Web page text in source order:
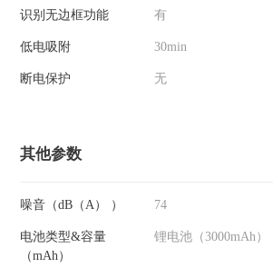
识别无边框功能 有
低电吸附 30min
断电保护 无
其他参数
噪音（dB（A） ） 74
电池类型&容量
（mAh）
锂电池（3000mAh）